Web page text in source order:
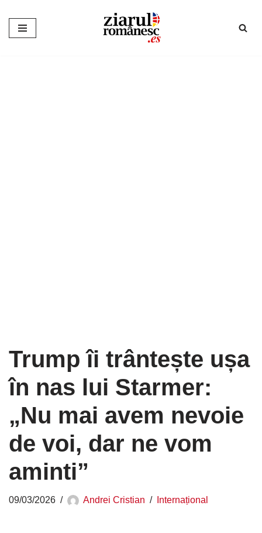
Sari
Trump îi trântește ușa
în nas lui Starmer:
„Nu mai avem nevoie
de voi, dar ne vom
aminti”
09/03/2026 Andrei Cristian Internațional